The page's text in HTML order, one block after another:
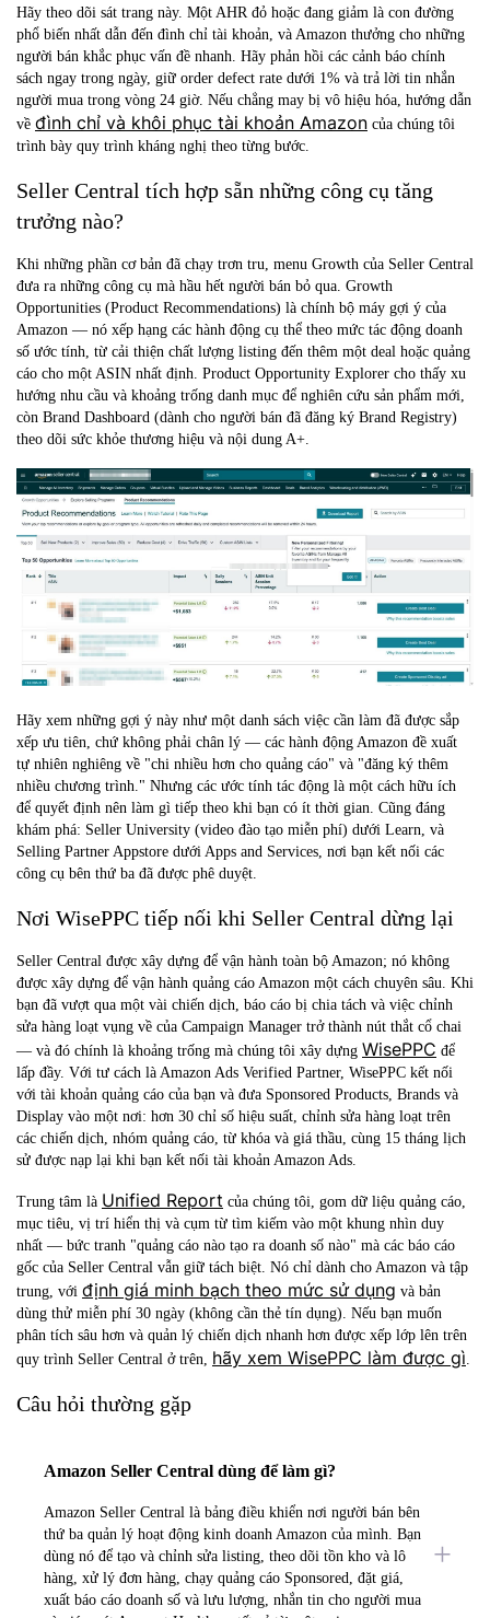
Hãy theo dõi sát trang này. Một AHR đỏ hoặc đang giảm là con đường
phổ biến nhất dẫn đến đình chỉ tài khoản, và Amazon thưởng cho những
người bán khắc phục vấn đề nhanh. Hãy phản hồi các cảnh báo chính
sách ngay trong ngày, giữ order defect rate dưới 1% và trả lời tin nhắn
người mua trong vòng 24 giờ. Nếu chẳng may bị vô hiệu hóa, hướng dẫn
về đình chỉ và khôi phục tài khoản Amazon của chúng tôi
trình bày quy trình kháng nghị theo từng bước.
Seller Central tích hợp sẵn những công cụ tăng
trưởng nào?
Khi những phần cơ bản đã chạy trơn tru, menu Growth của Seller Central
đưa ra những công cụ mà hầu hết người bán bỏ qua. Growth
Opportunities (Product Recommendations) là chính bộ máy gợi ý của
Amazon — nó xếp hạng các hành động cụ thể theo mức tác động doanh
số ước tính, từ cải thiện chất lượng listing đến thêm một deal hoặc quảng
cáo cho một ASIN nhất định. Product Opportunity Explorer cho thấy xu
hướng nhu cầu và khoảng trống danh mục để nghiên cứu sản phẩm mới,
còn Brand Dashboard (dành cho người bán đã đăng ký Brand Registry)
theo dõi sức khỏe thương hiệu và nội dung A+.
Hãy xem những gợi ý này như một danh sách việc cần làm đã được sắp
xếp ưu tiên, chứ không phải chân lý — các hành động Amazon đề xuất
tự nhiên nghiêng về "chi nhiều hơn cho quảng cáo" và "đăng ký thêm
nhiều chương trình." Nhưng các ước tính tác động là một cách hữu ích
để quyết định nên làm gì tiếp theo khi bạn có ít thời gian. Cũng đáng
khám phá: Seller University (video đào tạo miễn phí) dưới Learn, và
Selling Partner Appstore dưới Apps and Services, nơi bạn kết nối các
công cụ bên thứ ba đã được phê duyệt.
Nơi WisePPC tiếp nối khi Seller Central dừng lại
Seller Central được xây dựng để vận hành toàn bộ Amazon; nó không
được xây dựng để vận hành quảng cáo Amazon một cách chuyên sâu. Khi
bạn đã vượt qua một vài chiến dịch, báo cáo bị chia tách và việc chỉnh
sửa hàng loạt vụng về của Campaign Manager trở thành nút thắt cổ chai
— và đó chính là khoảng trống mà chúng tôi xây dựng WisePPC để
lấp đầy. Với tư cách là Amazon Ads Verified Partner, WisePPC kết nối
với tài khoản quảng cáo của bạn và đưa Sponsored Products, Brands và
Display vào một nơi: hơn 30 chỉ số hiệu suất, chỉnh sửa hàng loạt trên
các chiến dịch, nhóm quảng cáo, từ khóa và giá thầu, cùng 15 tháng lịch
sử được nạp lại khi bạn kết nối tài khoản Amazon Ads.
Trung tâm là Unified Report của chúng tôi, gom dữ liệu quảng cáo,
mục tiêu, vị trí hiển thị và cụm từ tìm kiếm vào một khung nhìn duy
nhất — bức tranh "quảng cáo nào tạo ra doanh số nào" mà các báo cáo
gốc của Seller Central vẫn giữ tách biệt. Nó chỉ dành cho Amazon và tập
trung, với định giá minh bạch theo mức sử dụng và bản
dùng thử miễn phí 30 ngày (không cần thẻ tín dụng) . Nếu bạn muốn
phân tích sâu hơn và quản lý chiến dịch nhanh hơn được xếp lớp lên trên
quy trình Seller Central ở trên, hãy xem WisePPC làm được gì
Câu hỏi thường gặp
Amazon Seller Central dùng để làm gì?
Amazon Seller Central là bảng điều khiển nơi người bán bên
thứ ba quản lý hoạt động kinh doanh Amazon của mình. Bạn
dùng nó để tạo và chỉnh sửa listing, theo dõi tồn kho và lô
hàng, xử lý đơn hàng, chạy quảng cáo Sponsored, đặt giá,
xuất báo cáo doanh số và lưu lượng, nhắn tin cho người mua